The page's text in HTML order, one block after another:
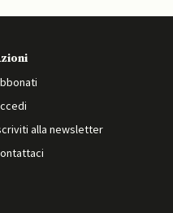
alla newsletter